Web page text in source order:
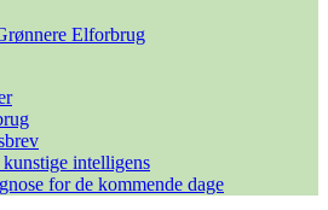
Elforbrug
intelligens
for de kommende dage